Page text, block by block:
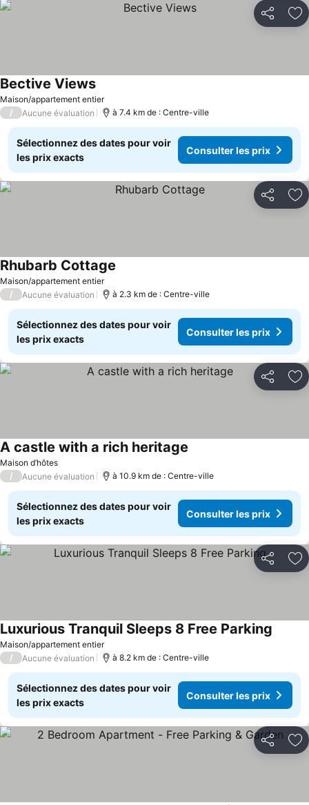
Partager
Maison/appartement entier
Bective Views
/ Aucune évaluation à 7.4 km de : Centre-ville
Sélectionnez des dates pour voir
les prix exacts
Consulter les prix
Partager
Maison/appartement entier
Rhubarb Cottage
/ Aucune évaluation à 2.3 km de : Centre-ville
Sélectionnez des dates pour voir
les prix exacts
Consulter les prix
Partager
Maison d’hôtes
A castle with a rich heritage
/ Aucune évaluation à 10.9 km de : Centre-ville
Sélectionnez des dates pour voir
les prix exacts
Consulter les prix
Partager
Maison/appartement entier
Luxurious Tranquil Sleeps 8 Free Parking
/ Aucune évaluation à 8.2 km de : Centre-ville
Sélectionnez des dates pour voir
les prix exacts
Consulter les prix
Partager